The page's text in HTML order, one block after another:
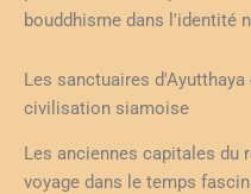
bouddhisme dans l'identité
Les sanctuaires
civilisation siamoise
Les anciennes capitales du
voyage dans le temps